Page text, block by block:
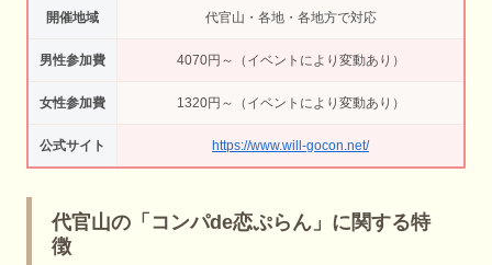
開催地域 代官山・各地・各地方で対応
男性参加費 4070円～（イベントにより変動あり）
女性参加費 1320円～（イベントにより変動あり）
公式サイト https://www.will-gocon.net/
代官山の「コンパde恋ぷらん」に関する特
徴